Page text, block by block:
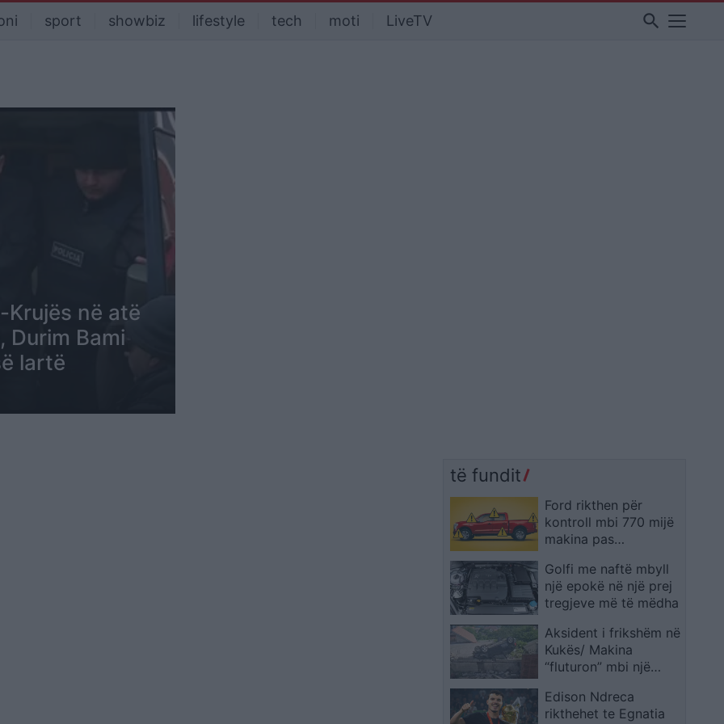
sport showbiz lifestyle tech moti LiveTV search
Krujës në atë
Durim Bami
lartë
të fundit
Ford rikthen për
kontroll mbi 770 mijë
makina pas
Golfi me naftë mbyll
një epokë në një prej
tregjeve më të mëdha
Aksident i frikshëm në
Kukës/ Makina
“fluturon” mbi një
tre të plagosur
Edison Ndreca
rikthehet te Egnatia